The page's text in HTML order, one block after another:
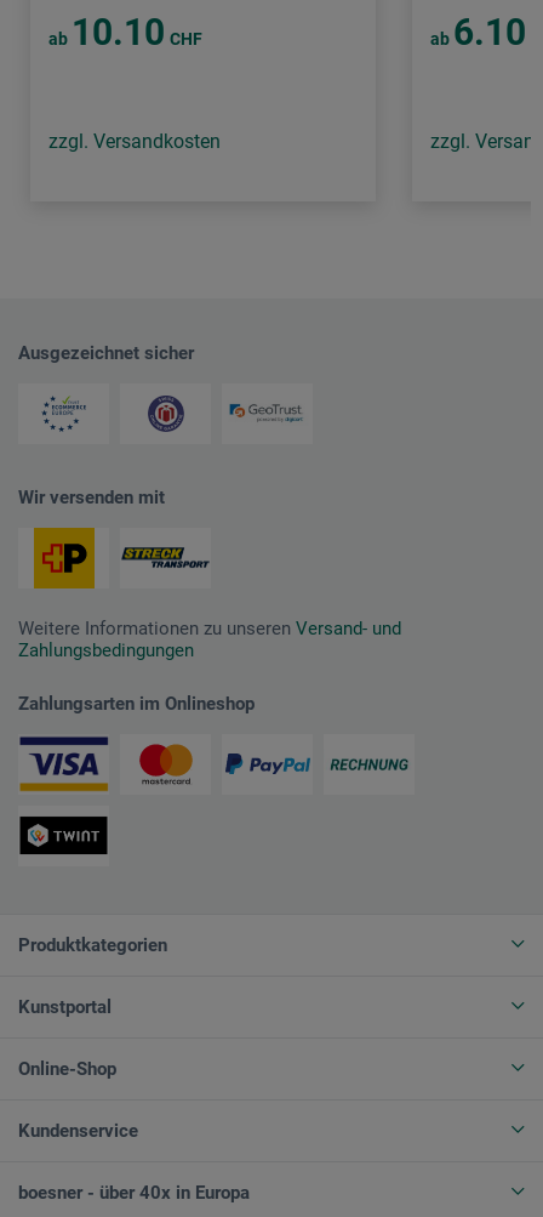
ab 10.10 CHF
zzgl. Versandkosten
ab 6.10
zzgl.
Ausgezeichnet sicher
Wir versenden mit
Weitere Informationen zu unseren Versand- und
Zahlungsbedingungen
Zahlungsarten im Onlineshop
Produktkategorien
Kunstportal
Online-Shop
Kundenservice
boesner - über 40x in Europa